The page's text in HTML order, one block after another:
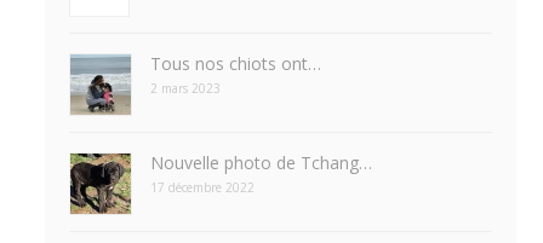
Tous nos chiots ont…
2 mars 2023
Nouvelle photo de Tchang…
17 décembre 2022